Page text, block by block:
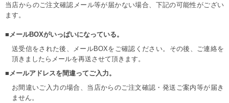
当店からのご注文確認メール等が届かない場合、下記の可能性がござい
ます。
■メールBOXがいっぱいになっている。
送受信をされた後、メールBOXをご確認ください。その後、ご連絡を
頂きましたらメールを再送させて頂きます。
■メールアドレスを間違ってご入力。
お間違いご入力の場合、当店からのご注文確認・発送ご案内等が届き
ません。